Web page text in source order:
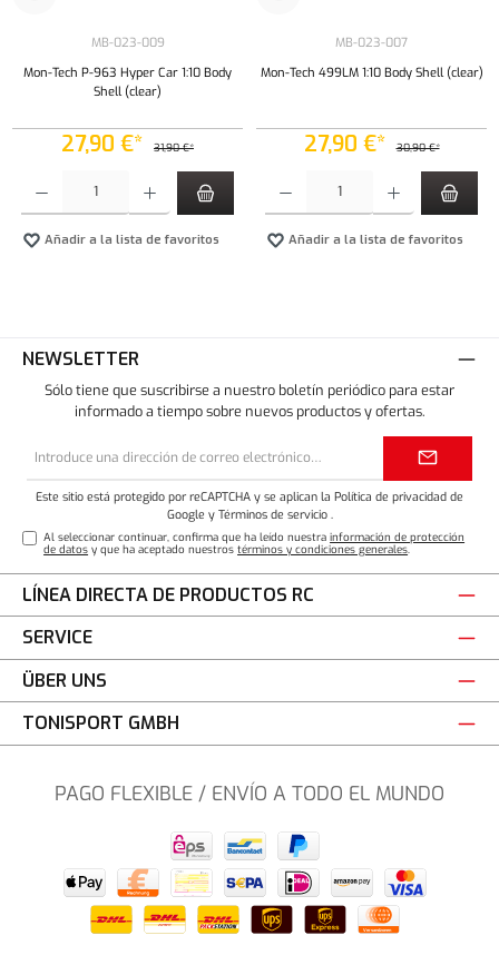
MB-023-009
Mon-Tech P-963 Hyper Car 1:10 Body
Shell (clear)
27,90 €* 31,90 €*
Añadir a la lista de favoritos
MB-023-007
Mon-Tech 499LM 1:10 Body Shell (clear)
27,90 €* 30,90 €*
Añadir a la lista de favoritos
NEWSLETTER
Sólo tiene que suscribirse a nuestro boletín periódico para estar
informado a tiempo sobre nuevos productos y ofertas.
de
electrónico*
Este sitio está protegido por reCAPTCHA y se aplican la Política de privacidad de
Google y Términos de servicio.
Al seleccionar continuar, confirma que ha leído nuestrainformación de protección
de datos y que ha aceptado nuestrostérminos y condiciones generales.
LÍNEA DIRECTA DE PRODUCTOS RC
SERVICE
ÜBER UNS
TONISPORT GMBH
PAGO FLEXIBLE / ENVÍO A TODO EL MUNDO